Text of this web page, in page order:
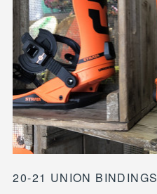
20-21 UNION BINDINGS